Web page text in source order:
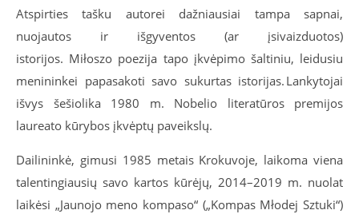
Atspirties tašku autorei dažniausiai tampa sapnai,
nuojautos ir išgyventos (ar įsivaizduotos)
istorijos. Miłoszo poezija tapo įkvėpimo šaltiniu, leidusiu
menininkei papasakoti savo sukurtas istorijas. Lankytojai
išvys šešiolika 1980 m. Nobelio literatūros premijos
laureato kūrybos įkvėptų paveikslų.
Dailininkė, gimusi 1985 metais Krokuvoje, laikoma viena
talentingiausių savo kartos kūrėjų, 2014–2019 m. nuolat
laikėsi „Jaunojo meno kompaso“ („Kompas Młodej Sztuki“)